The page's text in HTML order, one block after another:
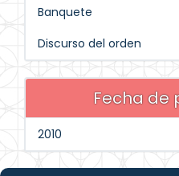
Banquete
Discurso del orden
Fecha de
2010